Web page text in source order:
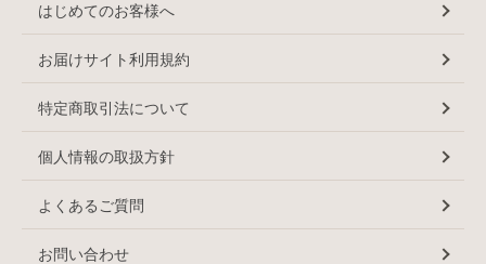
はじめてのお客様へ
お届けサイト利用規約
特定商取引法について
個人情報の取扱方針
よくあるご質問
お問い合わせ